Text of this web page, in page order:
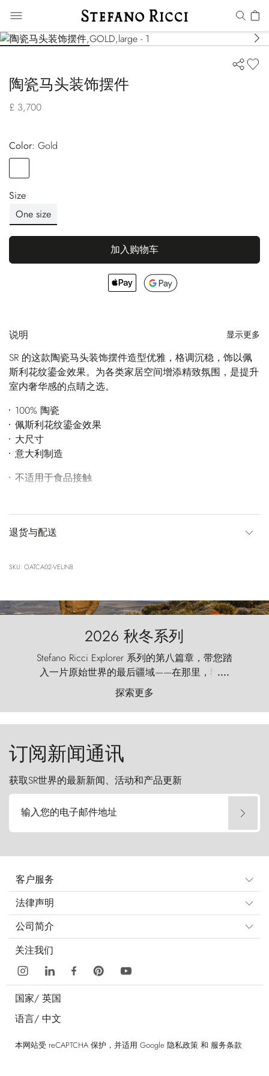
陶瓷马头装饰摆件
£ 3,700
Color:
gold
Size
One size
加入购物车
说明 显示更多
SR 的这款陶瓷马头装饰摆件造型优雅，格调沉稳，饰以佩
斯利花纹鎏金效果。为各类家居空间增添精致氛围，是提升
室内奢华感的点睛之选。
100% 陶瓷
佩斯利花纹鎏金效果
大尺寸
意大利制造
不适用于食品接触
退货与配送
SKU: OATCA02-VELIN8
2026 秋冬系列
Stefano Ricci Explorer 系列的第八篇章，带您踏
入一片原始世界的最后疆域——在那里，狂风
以远古的怒号雕琢着自然，而百内塔（Torres
del Paine）则宛如石砌的哨兵，傲然向苍穹发
起挑战。
....
探索更多
订阅新闻通讯
获取SR世界的最新新闻、活动和产品更新
输入您的电子邮件地址
客户服务
法律声明
公司简介
关注我们
国家/ 英国
语言/ 中文
本网站受 reCAPTCHA 保护，并适用 Google 隐私政策 和 服务条款